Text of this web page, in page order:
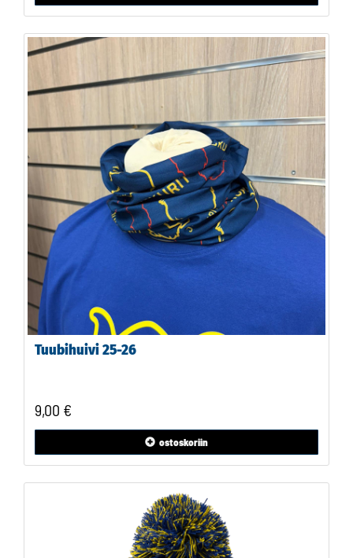
Tuubihuivi 25-26
9,00 €
ostoskoriin